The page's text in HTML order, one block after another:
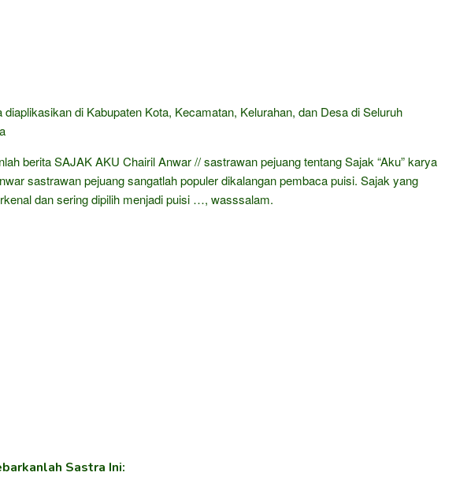
diaplikasikan di Kabupaten Kota, Kecamatan, Kelurahan, dan Desa di Seluruh
berita SAJAK AKU Chairil Anwar // sastrawan pejuang tentang Sajak “Aku” karya
sastrawan pejuang sangatlah populer dikalangan pembaca puisi. Sajak yang
dan sering dipilih menjadi puisi …, wasssalam.
Sastra Ini: